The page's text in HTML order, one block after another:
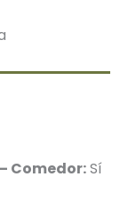
– Comedor:Sí